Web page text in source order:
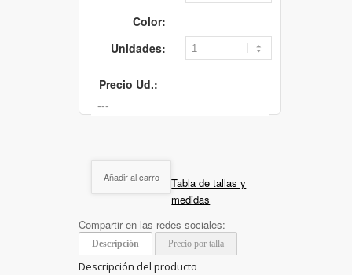
Color:
Unidades:
Precio Ud.:
Añadir al carro
Tabla de tallas y
medidas
Compartir en las redes sociales:
Descripción Precio por talla
Descripción del producto